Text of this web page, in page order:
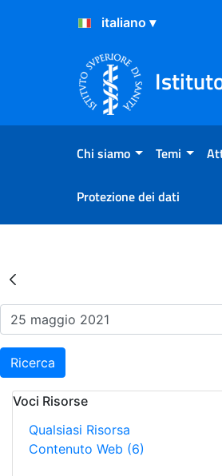
Salta al Contenuto
Salta al Footer
Chi siamo Temi
Protezione dei dati
Risultati della
Ricerca
Voci Risorse
Qualsiasi Risorsa
Contenuto Web (6)